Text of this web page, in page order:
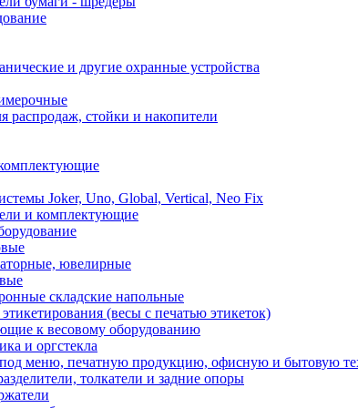
и другие охранные устройства
распродаж, стойки и накопители
Joker, Uno, Global, Vertical, Neo Fix
и комплектующие
ювелирные
складские напольные
(весы с печатью этикеток)
к весовому оборудованию
и оргстекла
меню, печатную продукцию, офисную и бытовую
толкатели и задние опоры